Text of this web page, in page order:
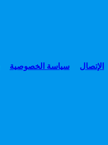
الإتصال سياسة الخصوصية